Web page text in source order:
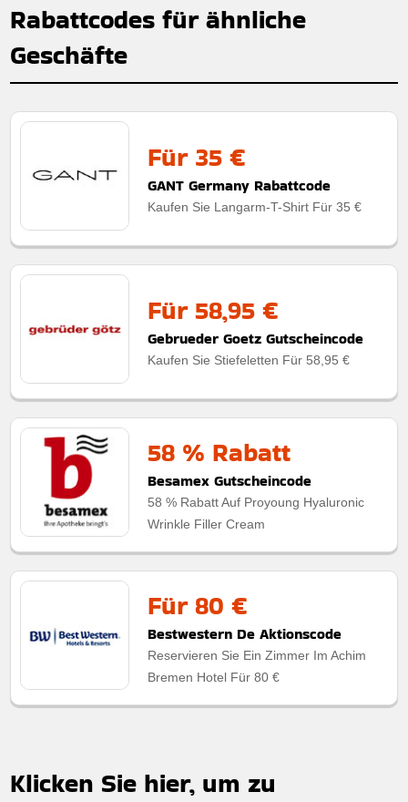
Rabattcodes für ähnliche
Geschäfte
Für 35 €
GANT Germany Rabattcode
Kaufen Sie Langarm-T-Shirt Für 35 €
Für 58,95 €
Gebrueder Goetz Gutscheincode
Kaufen Sie Stiefeletten Für 58,95 €
58 % Rabatt
Besamex Gutscheincode
58 % Rabatt Auf Proyoung Hyaluronic
Wrinkle Filler Cream
Für 80 €
Bestwestern De Aktionscode
Reservieren Sie Ein Zimmer Im Achim
Bremen Hotel Für 80 €
Klicken Sie hier, um zu